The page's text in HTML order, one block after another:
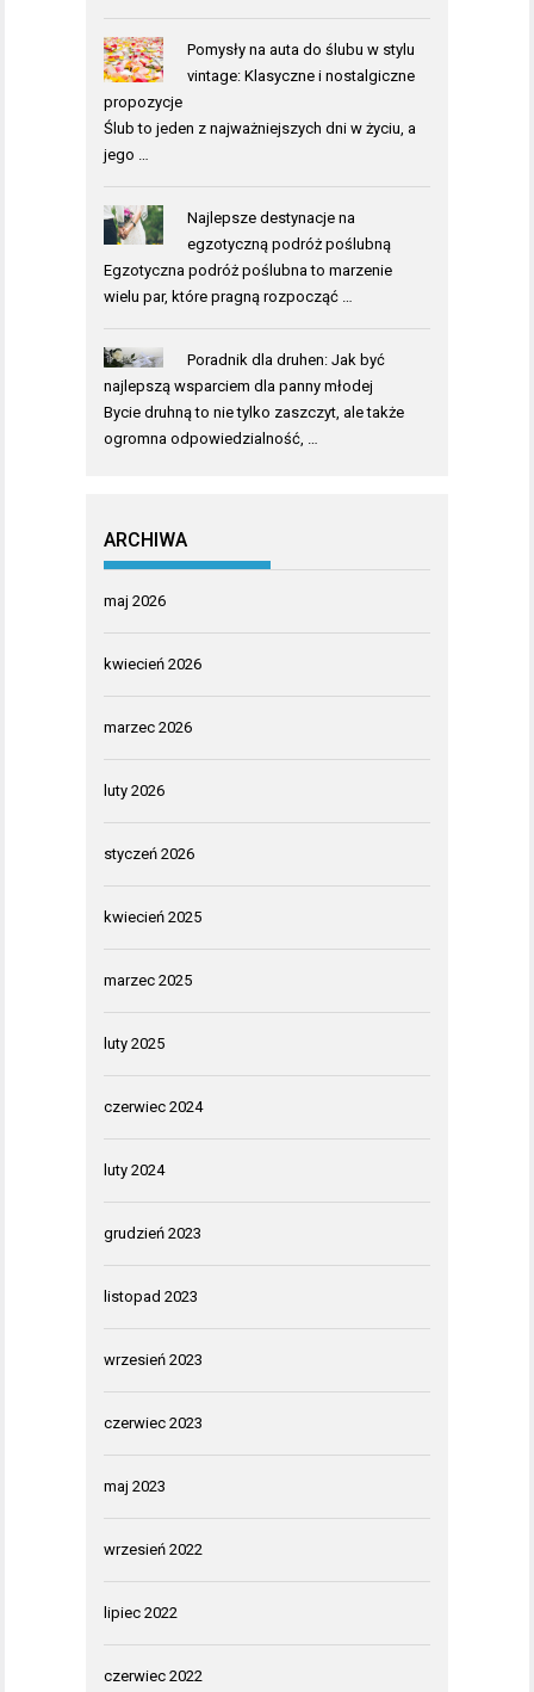
Pomysły na auta do ślubu w stylu
vintage: Klasyczne i nostalgiczne
propozycje
Ślub to jeden z najważniejszych dni w życiu, a
jego …
Najlepsze destynacje na
egzotyczną podróż poślubną
Egzotyczna podróż poślubna to marzenie
wielu par, które pragną rozpocząć …
Poradnik dla druhen: Jak być
najlepszą wsparciem dla panny młodej
Bycie druhną to nie tylko zaszczyt, ale także
ogromna odpowiedzialność, …
ARCHIWA
maj 2026
kwiecień 2026
marzec 2026
luty 2026
styczeń 2026
kwiecień 2025
marzec 2025
luty 2025
czerwiec 2024
luty 2024
grudzień 2023
listopad 2023
wrzesień 2023
czerwiec 2023
maj 2023
wrzesień 2022
lipiec 2022
czerwiec 2022